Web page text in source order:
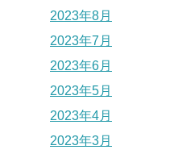
2023年8月
2023年7月
2023年6月
2023年5月
2023年4月
2023年3月